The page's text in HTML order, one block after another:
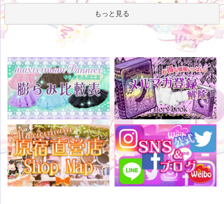
もっと見る